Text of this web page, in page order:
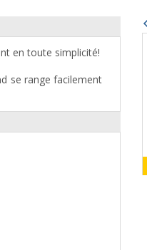
en toute simplicité!
se range facilement